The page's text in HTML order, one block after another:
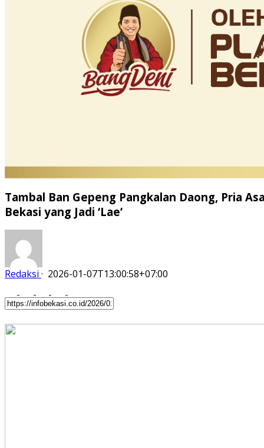
Tambal Ban Gepeng Pangkalan Daong, Pria
Bekasi yang Jadi ‘Lae’
Redaksi · 2026-01-07T13:00:58+07:00